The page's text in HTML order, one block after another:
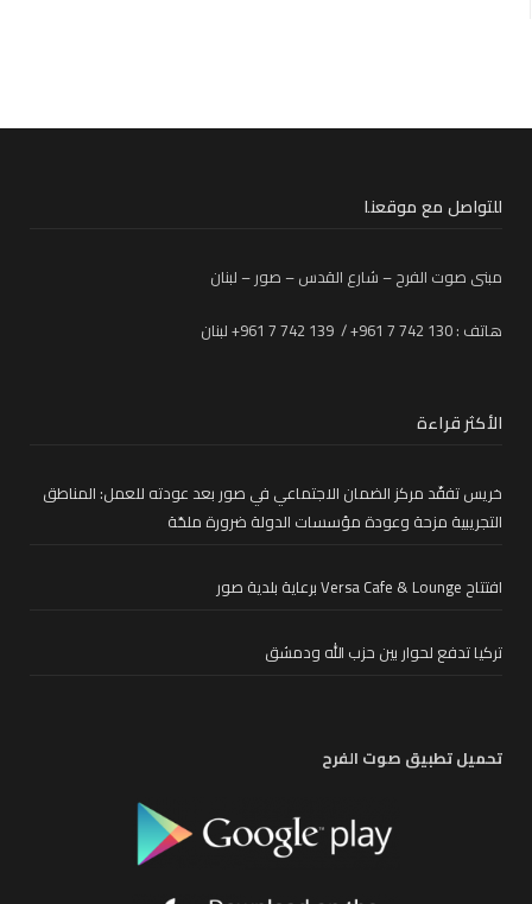
للتواصل مع موقعنا
مبنى صوت الفرح – شارع القدس – صور – لبنان
هاتف : 130 742 7 961+ / 139 742 7 961+ لبنان
الأكثر قراءة
خريس تفقّد مركز الضمان الاجتماعي في صور بعد عودته للعمل: المناطق
التجريبية مزحة وعودة مؤسسات الدولة ضرورة ملحّة
افتتاح Versa Cafe & Lounge برعاية بلدية صور
تركيا تدفع لحوار بين حزب الله ودمشق
تحميل تطبيق صوت الفرح